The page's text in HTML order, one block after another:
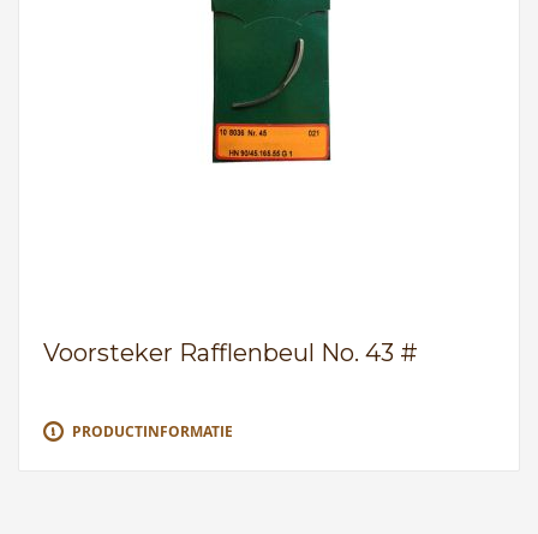
Voorsteker Rafflenbeul No. 43 #
PRODUCTINFORMATIE